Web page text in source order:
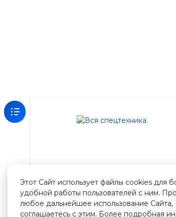
нашем
и
получите
500
Этот Сайт использует файлы cookies для
удобной работы пользователей с ним.
любое дальнейшее использование Сайта,
соглашаетесь с этим. Более подробная